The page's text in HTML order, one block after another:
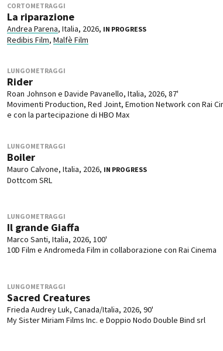
CORTOMETRAGGI
La riparazione
Andrea Parena, Italia, 2026, IN PROGRESS
Redibis Film, Malfè Film
LUNGOMETRAGGI
Rider
Roan Johnson e Davide Pavanello, Italia, 2026, 87'
Movimenti Production, Red Joint, Emotion Network con Rai
e con la partecipazione di HBO Max
LUNGOMETRAGGI
Boiler
Mauro Calvone, Italia, 2026, IN PROGRESS
Dottcom SRL
LUNGOMETRAGGI
Il grande Giaffa
Marco Santi, Italia, 2026, 100'
10D Film e Andromeda Film in collaborazione con Rai Cinema
LUNGOMETRAGGI
Sacred Creatures
Frieda Audrey Luk, Canada/Italia, 2026, 90'
My Sister Miriam Films Inc. e Doppio Nodo Double Bind srl